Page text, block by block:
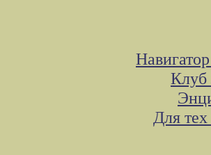
Клуб
Для